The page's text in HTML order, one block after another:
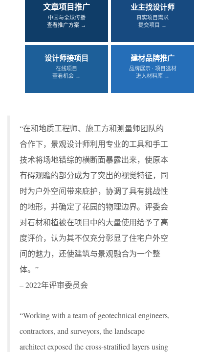
文章项目推广
中国与全球传播
查看推广方案 →
业主找设计师
真实项目需求
提交项目 →
设计师接项目
在线项目
查看机会 →
建材品牌推广
品牌展示 · 项目选材
进入材料库 →
“在和地质工程师、施工方和测量师团队的
合作下，景观设计师利用专业的工具和手工
技术将场地错综的横断面暴露出来，使原本
有碍观瞻的部分成为了突出的视觉特征，同
时为户外空间带来庇护，协调了具有挑战性
的地形，并确定了花园的物理边界。评委会
对石材和植被在项目中的大量使用给予了高
度评价，认为其不仅充分彰显了住宅户外空
间的魅力，还使建筑与景观融合为一个整
体。”
– 2022年评审委员会
“Working with a team of geotechnical engineers,
contractors, and surveyors, the landscape
architect exposed the cross-stratified layers using